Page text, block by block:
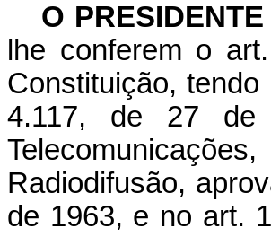
O
lhe conferem o
Constituição,
4.117, de 27
Radiodifusão,
de 1963, e no art.